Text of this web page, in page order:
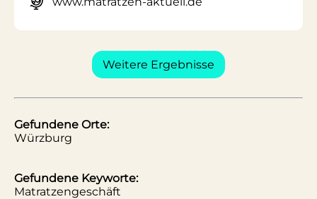
Weitere Ergebnisse
Gefundene Orte:
Würzburg
Gefundene Keyworte:
Matratzengeschäft